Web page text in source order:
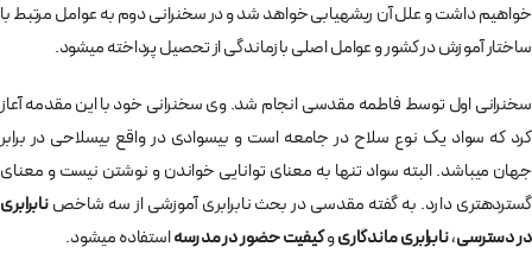
خواهیم داشت و علل آن ریشهیابی خواهد شد و در سخنرانی دوم به عوامل مرتبط با
ساختار آموزش در کشور و عوامل اصلی بازماندگی از تحصیل پرداخته میشود.
سخنرانی اول توسط فاطمه مقدسی انجام شد. وی سخنرانی خود با این مقدمه آعاز
کرد که سواد یک نوع سلاح در جامعه است و بی­سوادی در واقع بیسلاحی در برابر
جهان می­باشد. البته سواد تنها به معنای توانایی خواندن و نوشتن نیست و معنای
گستردهتری دارد. به گفته مقدسی در بحث نابرابری آموزشی از سه شاخصنابرابری
در دسترسی،نابرابری ماندگاریوکیفیت حضور در مدرسهاستفاده میشود.